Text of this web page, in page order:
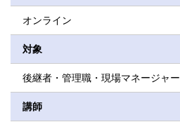
オンライン
対象
後継者・管理職・現場マネージャー
講師